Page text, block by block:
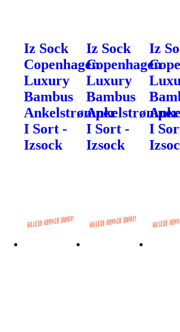
Iz Sock
Copenhagen
Luxury
Bambus
Ankelstrømper
I Sort -
Izsock
Iz Sock
Copenhagen
Luxury
Bambus
Ankelstrømper
I Sort -
Izsock
Iz
I